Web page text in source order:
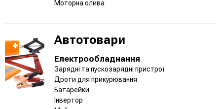
Моторна олива
Автотовари
Електрообладнання
Зарядні та пускозарядні пристрої
Дроти для прикурювання
Батарейки
Інвертор